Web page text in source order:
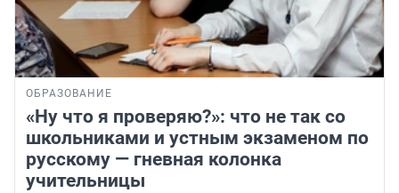
ОБРАЗОВАНИЕ
«Ну что я проверяю?»: что не так со
школьниками и устным экзаменом по
русскому — гневная колонка
учительницы